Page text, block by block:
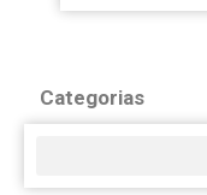
Categorias